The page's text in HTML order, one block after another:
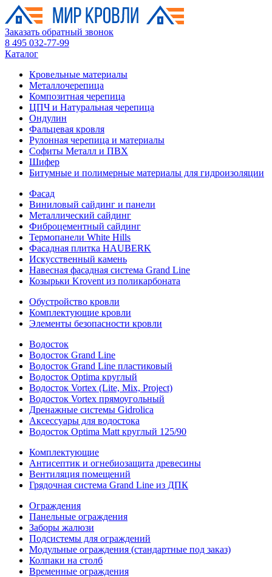
Заказать обратный звонок
8 495 032-77-99
Каталог
Кровельные материалы
Металлочерепица
Композитная черепица
ЦПЧ и Натуральная черепица
Ондулин
Фальцевая кровля
Рулонная черепица и материалы
Софиты Металл и ПВХ
Шифер
Битумные и полимерные материалы для гидроизоляции
Фасад
Виниловый сайдинг и панели
Металлический сайдинг
Фиброцементный сайдинг
Термопанели White Hills
Фасадная плитка HAUBERK
Искусственный камень
Навесная фасадная система Grand Line
Козырьки Krovent из поликарбоната
Обустройство кровли
Комплектующие кровли
Элементы безопасности кровли
Водосток
Водосток Grand Line
Водосток Grand Line пластиковый
Водосток Optima круглый
Водосток Vortex (Lite, Mix, Project)
Водосток Vortex прямоугольный
Дренажные системы Gidrolica
Аксессуары для водостока
Водосток Optima Matt круглый 125/90
Комплектующие
Антисептик и огнебиозащита древесины
Вентиляция помещений
Грядочная система Grand Line из ДПК
Ограждения
Панельные ограждения
Заборы жалюзи
Подсистемы для ограждений
Модульные ограждения (стандартные под заказ)
Колпаки на столб
Временные ограждения